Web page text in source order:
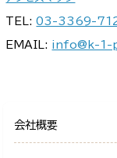
TEL:03-3369-
EMAIL: info@k-
会社概要